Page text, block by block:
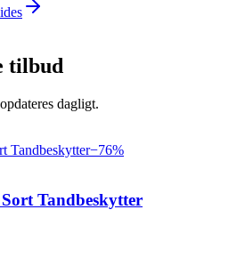
tilbud
dagligt.
−76%
Tandbeskytter